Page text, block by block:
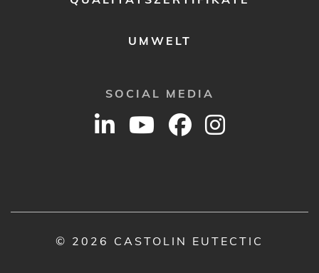
UMWELT
SOCIAL MEDIA
© 2026 CASTOLIN EUTECTIC